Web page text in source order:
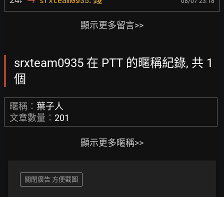
顯示更多留言>>
srxteam0935 在 PTT 的暱稱紀錄, 共 1
個
暱稱： 葉子人
文章數量： 201
顯示更多暱稱>>
關閉廣告 方便截圖